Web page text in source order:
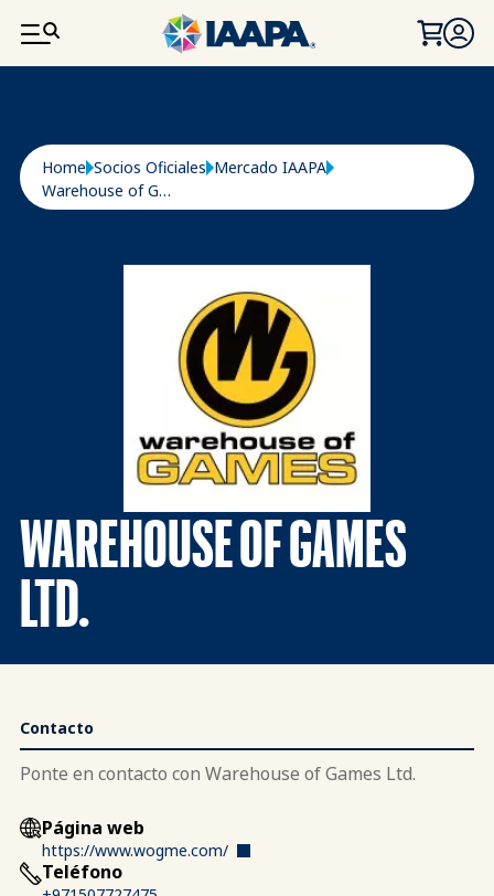
PASAR AL CONTENIDO PRINCIPAL
Ruta de navegación
Home Socios Oficiales Mercado IAAPA
Warehouse of Games Ltd.
WAREHOUSE OF GAMES
LTD.
Contacto
Ponte en contacto con Warehouse of Games Ltd.
Página web
https://www.wogme.com/
Teléfono